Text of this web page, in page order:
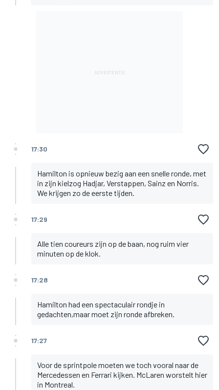
17:30
Hamilton is opnieuw bezig aan een snelle ronde, met
in zijn kielzog Hadjar, Verstappen, Sainz en Norris.
We krijgen zo de eerste tijden.
17:29
Alle tien coureurs zijn op de baan, nog ruim vier
minuten op de klok.
17:28
Hamilton had een spectaculair rondje in
gedachten,maar moet zijn ronde afbreken.
17:27
Voor de sprintpole moeten we toch vooral naar de
Mercedessen en Ferrari kijken. McLaren worstelt hier
in Montreal.